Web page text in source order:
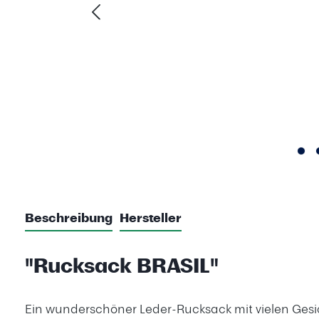
Beschreibung Hersteller
"Rucksack BRASIL"
Ein wunderschöner Leder-Rucksack mit vielen